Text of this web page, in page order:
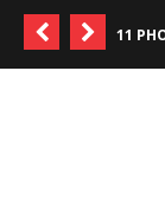
11